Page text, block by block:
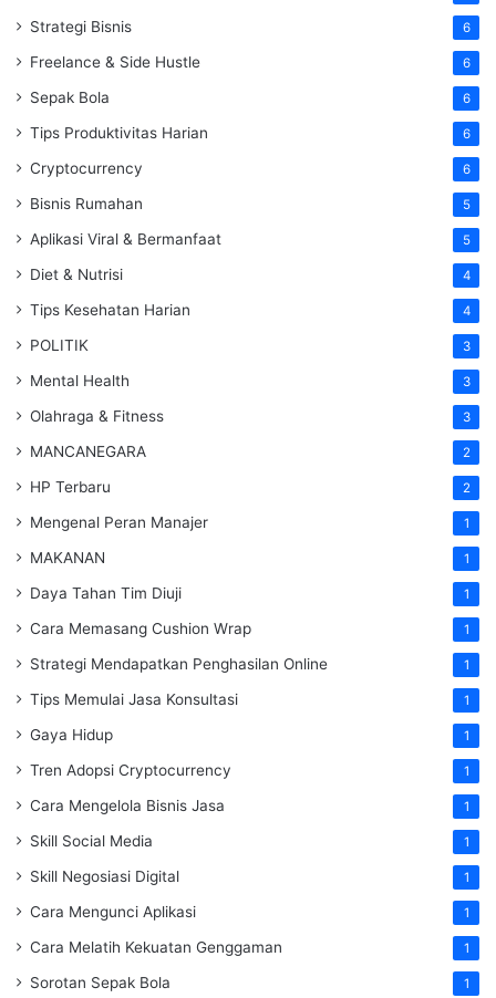
Strategi Bisnis 6
Freelance & Side Hustle 6
Sepak Bola 6
Tips Produktivitas Harian 6
Cryptocurrency 6
Bisnis Rumahan 5
Aplikasi Viral & Bermanfaat 5
Diet & Nutrisi 4
Tips Kesehatan Harian 4
POLITIK 3
Mental Health 3
Olahraga & Fitness 3
MANCANEGARA 2
HP Terbaru 2
Mengenal Peran Manajer 1
MAKANAN 1
Daya Tahan Tim Diuji 1
Cara Memasang Cushion Wrap 1
Strategi Mendapatkan Penghasilan Online 1
Tips Memulai Jasa Konsultasi 1
Gaya Hidup 1
Tren Adopsi Cryptocurrency 1
Cara Mengelola Bisnis Jasa 1
Skill Social Media 1
Skill Negosiasi Digital 1
Cara Mengunci Aplikasi 1
Cara Melatih Kekuatan Genggaman 1
Sorotan Sepak Bola 1